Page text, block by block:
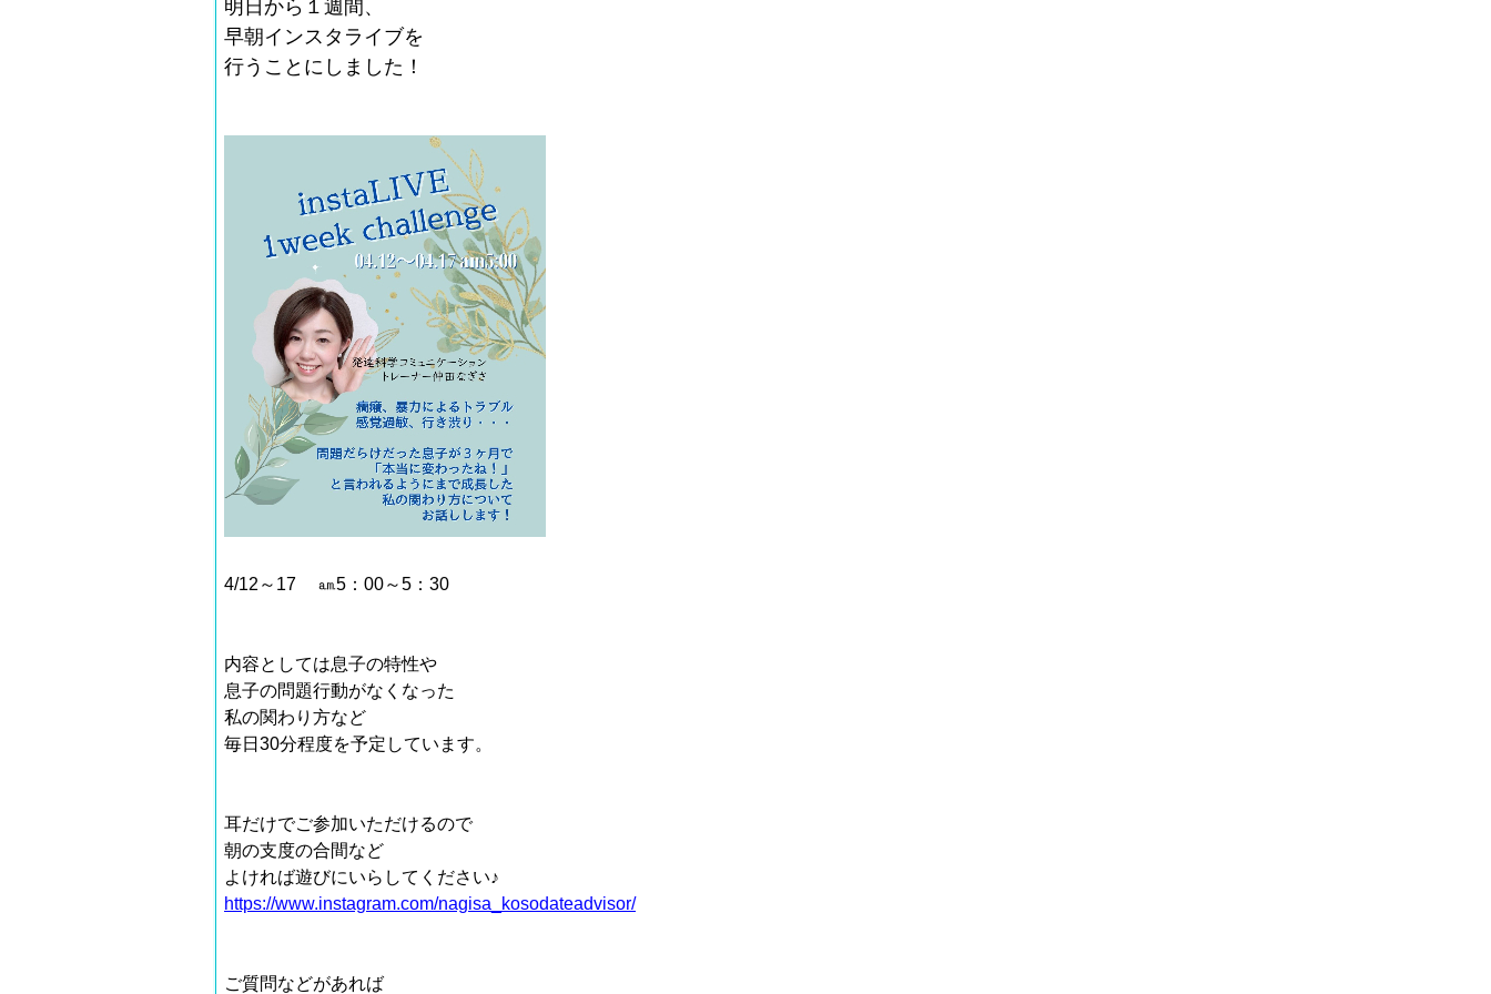
明日から１週間、
早朝インスタライブを
行うことにしました！
4/12～17 ㏂5：00～5：30
内容としては息子の特性や
息子の問題行動がなくなった
私の関わり方など
毎日30分程度を予定しています。
耳だけでご参加いただけるので
朝の支度の合間など
よければ遊びにいらしてください♪
https://www.instagram.com/nagisa_kosodateadvisor/
ご質問などがあれば